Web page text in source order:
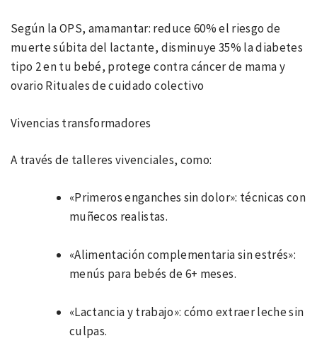
Según la OPS, amamantar: reduce 60% el riesgo de
muerte súbita del lactante, disminuye 35% la diabetes
tipo 2 en tu bebé, protege contra cáncer de mama y
ovario Rituales de cuidado colectivo
Vivencias transformadores
A través de talleres vivenciales, como:
«Primeros enganches sin dolor»: técnicas con
muñecos realistas.
«Alimentación complementaria sin estrés»:
menús para bebés de 6+ meses.
«Lactancia y trabajo»: cómo extraer leche sin
culpas.